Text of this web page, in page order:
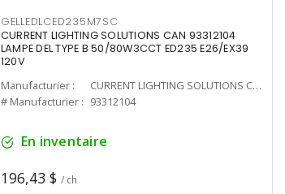
GELLEDLCED235M7SC
CURRENT LIGHTING SOLUTIONS CAN 93312104
LAMPE DEL TYPE B 50/80W3CCT ED235 E26/EX39
120V
Manufacturier :
CURRENT LIGHTING SOLUTIONS CAN
# Manufacturier : 93312104
En inventaire
196,43 $ / ch